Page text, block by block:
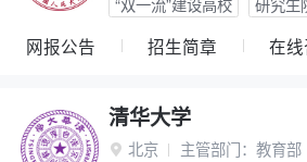
网报公告 招生简章 在
清华大学
 北京 主管部门： 教育部